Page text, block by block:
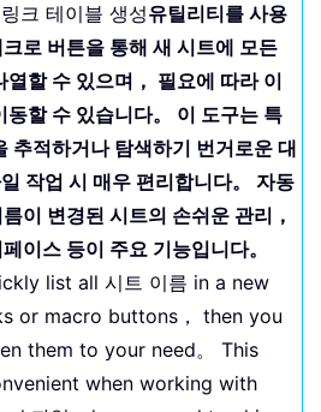
링크 테이블 생성유틸리티를 사용
로 버튼을 통해 새 시트에 모든
할 수 있으며， 필요에 따라 이
동할 수 있습니다。 이 도구는 특
추적하거나 탐색하기 번거로운 대
작업 시 매우 편리합니다。 자동
이 변경된 시트의 손쉬운 관리，
이스 등이 주요 기능입니다。
list all 시트 이름 in a new
or macro buttons， then you
them to your need。 This
when working with